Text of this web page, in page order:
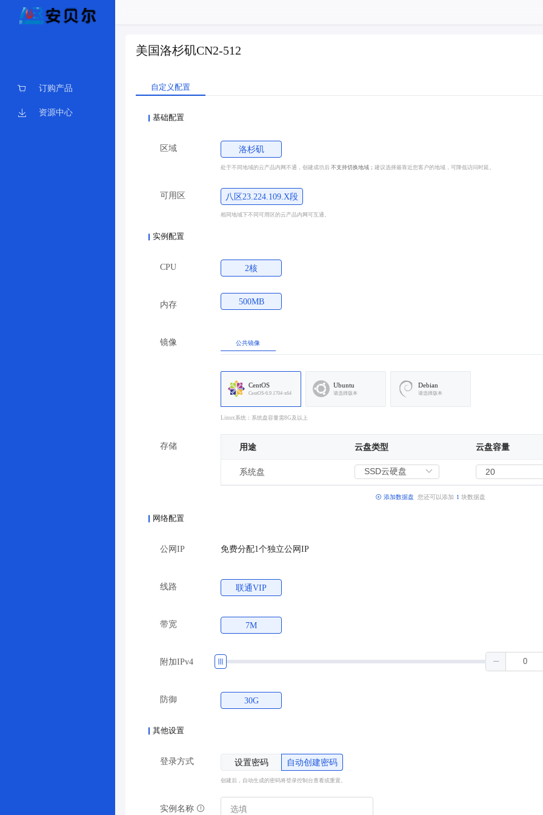
订购产品
资源中心
美国洛杉矶CN2-512
自定义配置
基础配置
区域 洛杉矶
处于不同地域的云产品内网不通，创建成功后不支持切换地域；建议选择最靠近您客户的地域，可降低访问时延。
可用区 八区23.224.109.X段
相同地域下不同可用区的云产品内网可互通。
实例配置
CPU 2核
内存 500MB
镜像 公共镜像
CentOS
CentOS-6.9.1704-x64
Ubuntu
请选择版本
Debian
请选择版本
Linux系统：系统盘容量需8G及以上
存储 用途 云盘类型 云盘容量
系统盘
添加数据盘 您还可以添加 1 块数据盘
网络配置
公网IP 免费分配1个独立公网IP
线路 联通VIP
带宽 7M
附加IPv4
防御 30G
其他设置
登录方式 设置密码 自动创建密码
创建后，自动生成的密码将登录控制台查看或重置。
实例名称